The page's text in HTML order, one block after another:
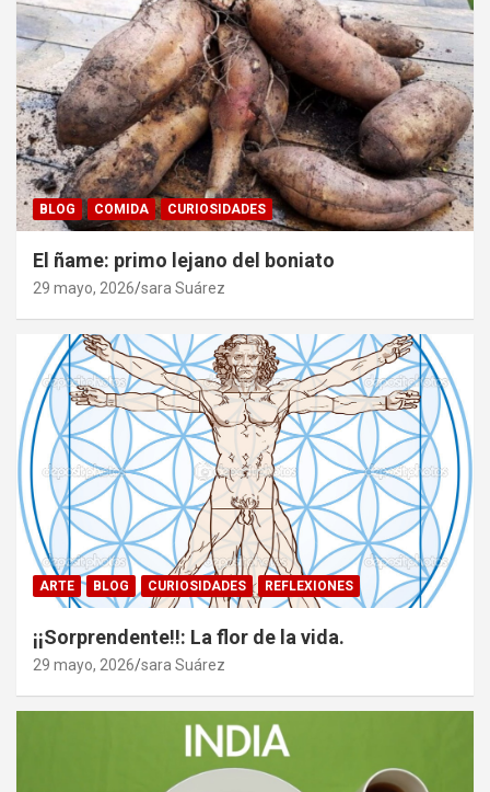
BLOG COMIDA CURIOSIDADES
El ñame: primo lejano del boniato
29 mayo, 2026 sara Suárez
ARTE BLOG CURIOSIDADES REFLEXIONES
¡¡Sorprendente!!: La flor de la vida.
29 mayo, 2026 sara Suárez